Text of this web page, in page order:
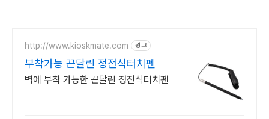
http://www.kioskmate.com 광고
부착가능 끈달린 정전식터치펜
벽에 부착 가능한 끈달린 정전식터치펜